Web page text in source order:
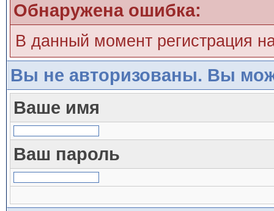
Обнаружена ошибка:
В данный момент регистрация
Вы не авторизованы. Вы
Ваше имя
Ваш пароль